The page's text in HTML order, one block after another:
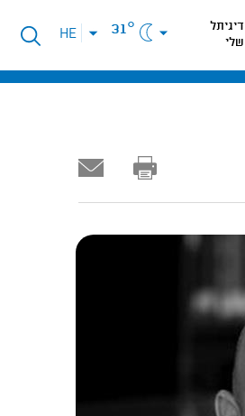
דיגיתל
שלי
31°
פתיחת
תפריט
HE